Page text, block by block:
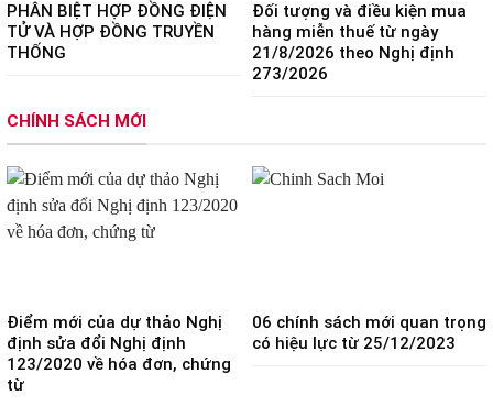
PHÂN BIỆT HỢP ĐỒNG ĐIỆN
TỬ VÀ HỢP ĐỒNG TRUYỀN
THỐNG
Đối tượng và điều kiện mua
hàng miễn thuế từ ngày
21/8/2026 theo Nghị định
273/2026
CHÍNH SÁCH MỚI
Điểm mới của dự thảo Nghị
định sửa đổi Nghị định
123/2020 về hóa đơn, chứng
từ
06 chính sách mới quan trọng
có hiệu lực từ 25/12/2023